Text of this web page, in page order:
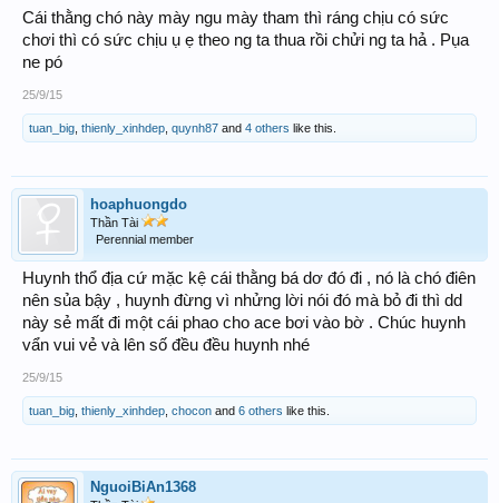
Cái thằng chó này mày ngu mày tham thì ráng chịu có sức
chơi thì có sức chịu ụ ẹ theo ng ta thua rồi chửi ng ta hả . Pụa
ne pó
25/9/15
tuan_big thienly_xinhdep quynh87 and 4 others like this.
hoaphuongdo
Thần Tài
Perennial member
Huynh thổ địa cứ mặc kệ cái thằng bá dơ đó đi , nó là chó điên
nên sủa bậy , huynh đừng vì nhửng lời nói đó mà bỏ đi thì dd
này sẻ mất đi một cái phao cho ace bơi vào bờ . Chúc huynh
vẩn vui vẻ và lên số đều đều huynh nhé
25/9/15
tuan_big thienly_xinhdep chocon and 6 others like this.
NguoiBiAn1368